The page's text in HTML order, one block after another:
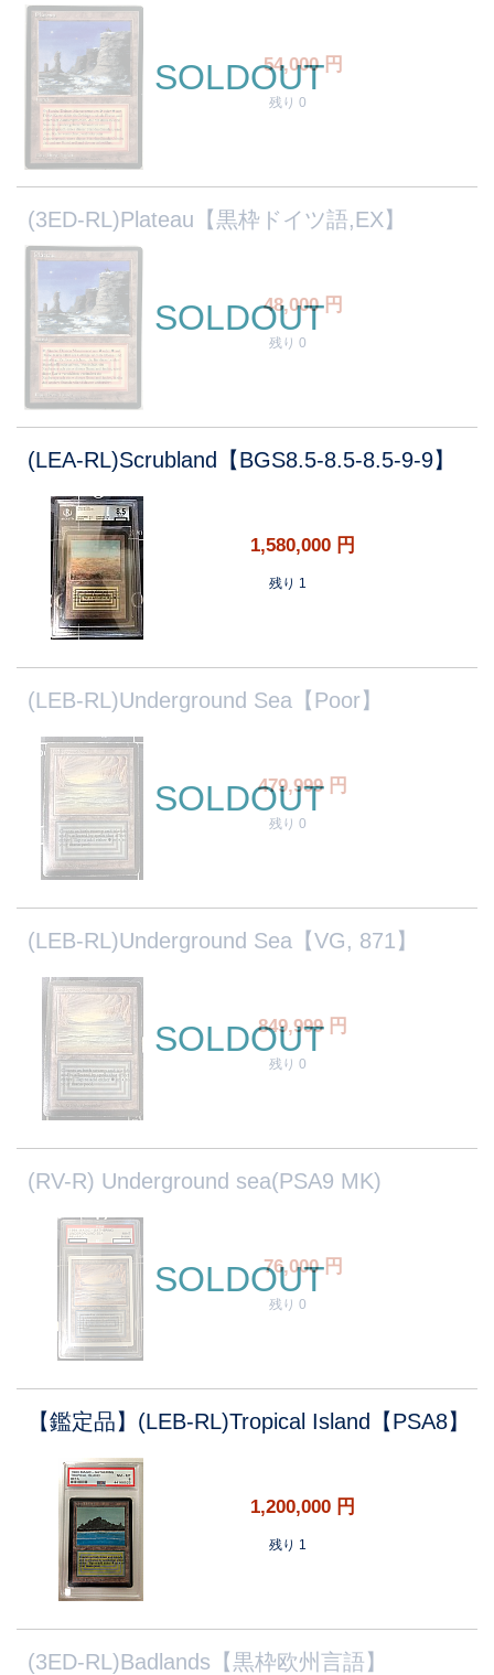
54,000円
残り 0
SOLDOUT
(3ED-RL)Plateau【黒枠ドイツ語,EX】
48,000円
残り 0
SOLDOUT
(LEA-RL)Scrubland【BGS8.5-8.5-8.5-9-9】
1,580,000 円
残り 1
(LEB-RL)Underground Sea【Poor】
479,999円
残り 0
SOLDOUT
(LEB-RL)Underground Sea【VG, 871】
849,999円
残り 0
SOLDOUT
(RV-R) Underground sea(PSA9 MK)
76,000円
残り 0
SOLDOUT
【鑑定品】(LEB-RL)Tropical Island【PSA8】
1,200,000 円
残り 1
(3ED-RL)Badlands【黒枠欧州言語】